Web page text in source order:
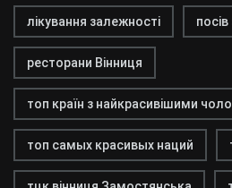
лікування залежності
ресторани Вінниця
топ країн з найкрасивішими
топ самых красивых наций